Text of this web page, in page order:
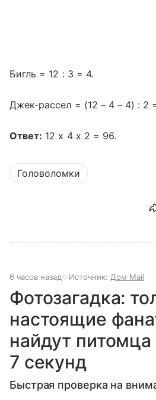
Бигль = 12 : 3 = 4.
Джек-рассел = (12 – 4 – 4) : 2
Ответ: 12 х 4 х 2 = 96.
Головоломки
6 часов назад Источник: Дом Mail
Фотозагадка:
настоящие
найдут питомца
7 секунд
Быстрая проверка на